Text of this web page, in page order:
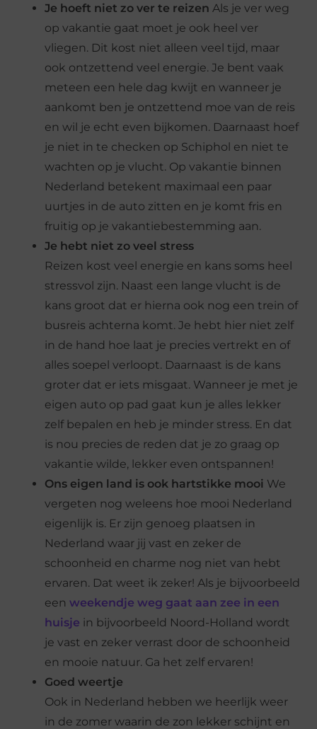
Je hoeft niet zo ver te reizenAls je ver weg
op vakantie gaat moet je ook heel ver
vliegen. Dit kost niet alleen veel tijd, maar
ook ontzettend veel energie. Je bent vaak
meteen een hele dag kwijt en wanneer je
aankomt ben je ontzettend moe van de reis
en wil je echt even bijkomen. Daarnaast hoef
je niet in te checken op Schiphol en niet te
wachten op je vlucht. Op vakantie binnen
Nederland betekent maximaal een paar
uurtjes in de auto zitten en je komt fris en
fruitig op je vakantiebestemming aan.
Je hebt niet zo veel stress
Reizen kost veel energie en kans soms heel
stressvol zijn. Naast een lange vlucht is de
kans groot dat er hierna ook nog een trein of
busreis achterna komt. Je hebt hier niet zelf
in de hand hoe laat je precies vertrekt en of
alles soepel verloopt. Daarnaast is de kans
groter dat er iets misgaat. Wanneer je met je
eigen auto op pad gaat kun je alles lekker
zelf bepalen en heb je minder stress. En dat
is nou precies de reden dat je zo graag op
vakantie wilde, lekker even ontspannen!
Ons eigen land is ook hartstikke mooi We
vergeten nog weleens hoe mooi Nederland
eigenlijk is. Er zijn genoeg plaatsen in
Nederland waar jij vast en zeker de
schoonheid en charme nog niet van hebt
ervaren. Dat weet ik zeker! Als je bijvoorbeeld
eenweekendje weg gaat aan zee in een
huisje in bijvoorbeeld Noord-Holland wordt
je vast en zeker verrast door de schoonheid
en mooie natuur. Ga het zelf ervaren!
Goed weertje
Ook in Nederland hebben we heerlijk weer
in de zomer waarin de zon lekker schijnt en